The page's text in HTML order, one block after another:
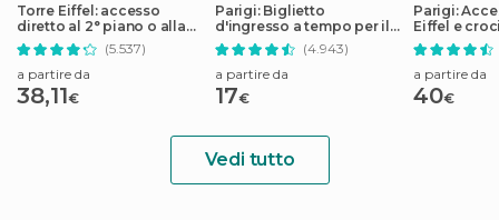
Torre Eiffel: accesso
diretto al 2° piano o alla
cima
(5.537)
a partire da
38,11€
Parigi: Biglietto
d'ingresso a tempo per il
Museo del Louvre
(4.943)
a partire da
17€
Parigi:
Eiffel e
Senna
a partire da
40€
Vedi tutto